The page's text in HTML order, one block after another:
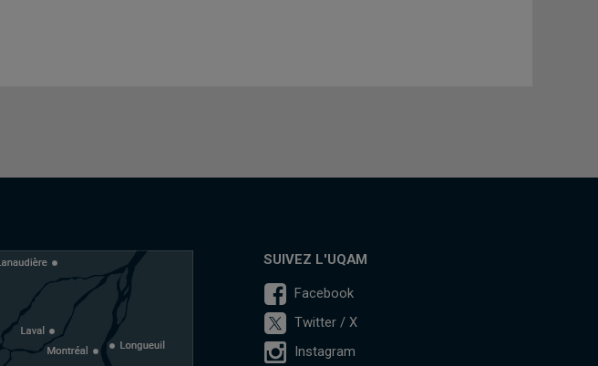
SUIVEZ L'UQAM
Facebook
Twitter / X
Instagram